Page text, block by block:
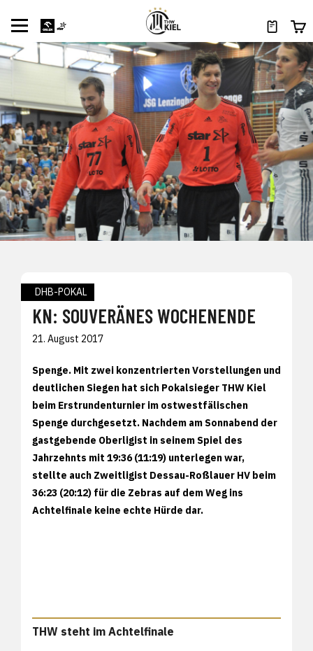
DHB-POKAL
KN: SOUVERÄNES WOCHENENDE
21. August 2017
Spenge. Mit zwei konzentrierten Vorstellungen und
deutlichen Siegen hat sich Pokalsieger THW Kiel
beim Erstrundenturnier im ostwestfälischen
Spenge durchgesetzt. Nachdem am Sonnabend der
gastgebende Oberligist in seinem Spiel des
Jahrzehnts mit 19:36 (11:19) unterlegen war,
stellte auch Zweitligist Dessau-Roßlauer HV beim
36:23 (20:12) für die Zebras auf dem Weg ins
Achtelfinale keine echte Hürde dar.
THW steht im Achtelfinale